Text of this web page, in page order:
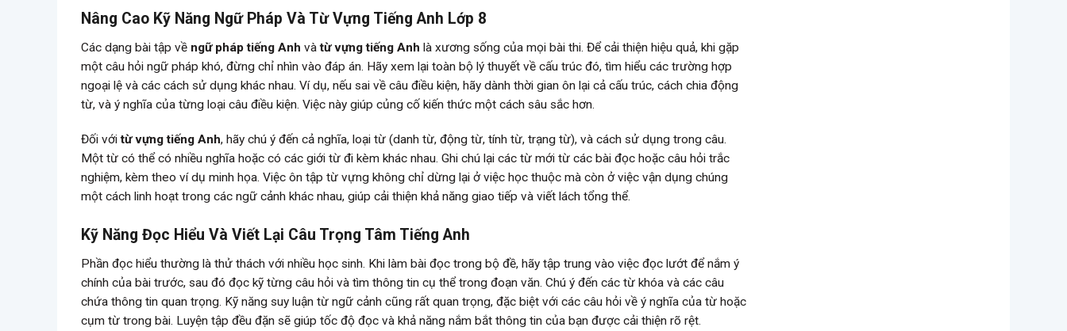
Nâng Cao Kỹ Năng Ngữ Pháp Và Từ Vựng Tiếng Anh Lớp 8
Các dạng bài tập về ngữ pháp tiếng Anh vàtừ vựng tiếng Anh là xương sống của mọi bài thi. Để cải thiện hiệu quả, khi gặp
một câu hỏi ngữ pháp khó, đừng chỉ nhìn vào đáp án. Hãy xem lại toàn bộ lý thuyết về cấu trúc đó, tìm hiểu các trường hợp
ngoại lệ và các cách sử dụng khác nhau. Ví dụ, nếu sai về câu điều kiện, hãy dành thời gian ôn lại cả cấu trúc, cách chia động
từ, và ý nghĩa của từng loại câu điều kiện. Việc này giúp củng cố kiến thức một cách sâu sắc hơn.
Đối vớitừ vựng tiếng Anh, hãy chú ý đến cả nghĩa, loại từ (danh từ, động từ, tính từ, trạng từ), và cách sử dụng trong câu.
Một từ có thể có nhiều nghĩa hoặc có các giới từ đi kèm khác nhau. Ghi chú lại các từ mới từ các bài đọc hoặc câu hỏi trắc
nghiệm, kèm theo ví dụ minh họa. Việc ôn tập từ vựng không chỉ dừng lại ở việc học thuộc mà còn ở việc vận dụng chúng
một cách linh hoạt trong các ngữ cảnh khác nhau, giúp cải thiện khả năng giao tiếp và viết lách tổng thể.
Kỹ Năng Đọc Hiểu Và Viết Lại Câu Trọng Tâm Tiếng Anh
Phần đọc hiểu thường là thử thách với nhiều học sinh. Khi làm bài đọc trong bộ đề, hãy tập trung vào việc đọc lướt để nắm ý
chính của bài trước, sau đó đọc kỹ từng câu hỏi và tìm thông tin cụ thể trong đoạn văn. Chú ý đến các từ khóa và các câu
chứa thông tin quan trọng. Kỹ năng suy luận từ ngữ cảnh cũng rất quan trọng, đặc biệt với các câu hỏi về ý nghĩa của từ hoặc
cụm từ trong bài. Luyện tập đều đặn sẽ giúp tốc độ đọc và khả năng nắm bắt thông tin của bạn được cải thiện rõ rệt.